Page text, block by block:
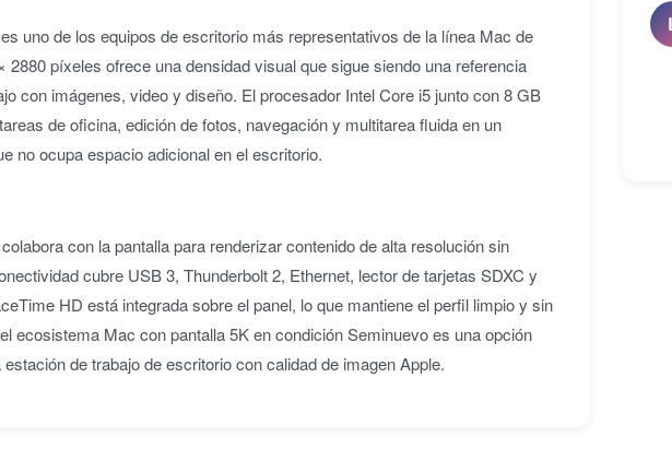
uno de los equipos de escritorio más representativos de la línea Mac de
2880 píxeles ofrece una densidad visual que sigue siendo una referencia
con imágenes, video y diseño. El procesador Intel Core i5 junto con 8 GB
de oficina, edición de fotos, navegación y multitarea fluida en un
no ocupa espacio adicional en el escritorio.
con la pantalla para renderizar contenido de alta resolución sin
cubre USB 3, Thunderbolt 2, Ethernet, lector de tarjetas SDXC y
HD está integrada sobre el panel, lo que mantiene el perfil limpio y sin
ecosistema Mac con pantalla 5K en condición Seminuevo es una opción
de trabajo de escritorio con calidad de imagen Apple.